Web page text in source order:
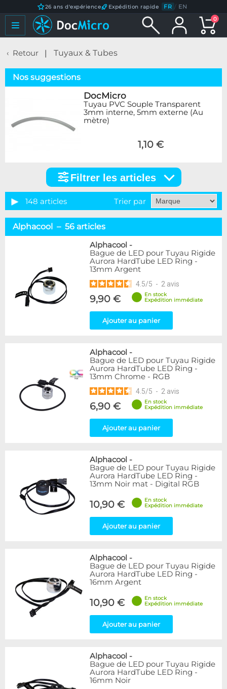
26 ans d'expérience Expédition rapide FR / EN
0
Retour Tuyaux & Tubes
Nos suggestions
DocMicro
Tuyau PVC Souple Transparent
3mm interne, 5mm externe (Au
mètre)
1,10 €
articles
Catégorie
Tuyaux souples
37
Accessoires pour tuyaux
59
Marque
Alphacool
56
DocMicro
27
17
2
15
3
Mayhems
12
Monsoon
3
Tygon
XSPC
7
9
15
Plexi
5
Rouge
Transparent
40
Vert
Disponibilité / Promotions
Articles en promotions
Appliquer
Filtrer les articles
148 articles Trier par
Alphacool – 56 articles
Alphacool -
Bague de LED pour Tuyau Rigide
Aurora HardTube LED Ring -
13mm Argent
4.5/5 - 2 avis
9,90 €
En stock
Expédition immédiate
Ajouter au panier
Alphacool -
Bague de LED pour Tuyau Rigide
Aurora HardTube LED Ring -
13mm Chrome - RGB
4.5/5 - 2 avis
6,90 €
En stock
Expédition immédiate
Ajouter au panier
Alphacool -
Bague de LED pour Tuyau Rigide
Aurora HardTube LED Ring -
13mm Noir mat - Digital RGB
10,90 €
En stock
Expédition immédiate
Ajouter au panier
Alphacool -
Bague de LED pour Tuyau Rigide
Aurora HardTube LED Ring -
16mm Argent
10,90 €
En stock
Expédition immédiate
Ajouter au panier
Alphacool -
Bague de LED pour Tuyau Rigide
Aurora HardTube LED Ring -
16mm Noir